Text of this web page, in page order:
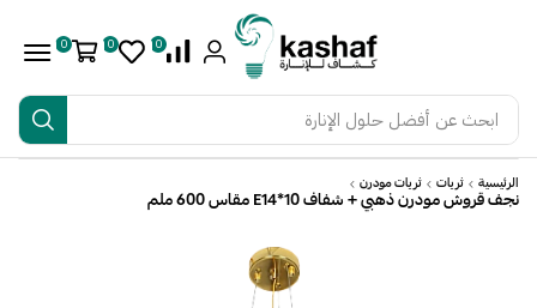
ابحث عن أفضل حلول الإنارة
0
0
0
الرئيسية ثريات ثريات مودرن
نجف قروش مودرن ذهبي + شفاف E14*10 مقاس 600 ملم